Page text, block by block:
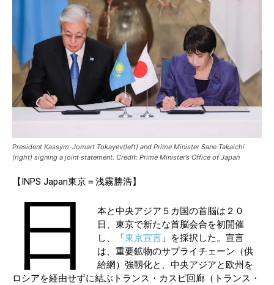
President Kassym-Jomart Tokayev(left) and Prime Minister Sane Takaichi
(right) signing a joint statement. Credit: Prime Minister’s Office of Japan
【INPS Japan東京＝浅霧勝浩】
日
本と中央アジア５カ国の首脳は２０
日、東京で新たな首脳会合を初開催
し、「 東京宣言」を採択した。宣言
は、重要鉱物のサプライチェーン（供
給網）強靱化と、中央アジアと欧州を
ロシアを経由せずに結ぶトランス・カスピ回廊（トランス・